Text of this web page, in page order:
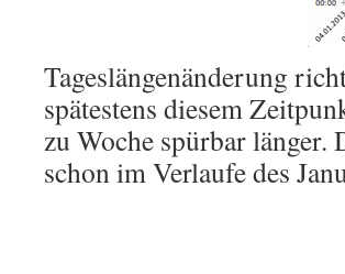
Tageslängenänderung
spätestens diesem
zu Woche spürbar länger.
schon im Verlaufe des